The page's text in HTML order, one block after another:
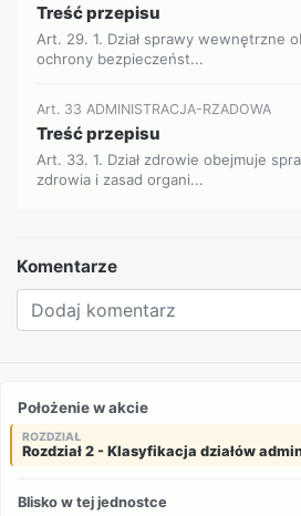
Treść przepisu
Art. 29. 1. Dział sprawy wewnętrzne
ochrony bezpieczeńst...
Art. 33 ADMINISTRACJA-RZADOWA
Treść przepisu
Art. 33. 1. Dział zdrowie obejmuje
zdrowia i zasad organi...
Komentarze
Położenie w akcie
ROZDZIAŁ
Rozdział 2 - Klasyfikacja działów
Blisko w tej jednostce